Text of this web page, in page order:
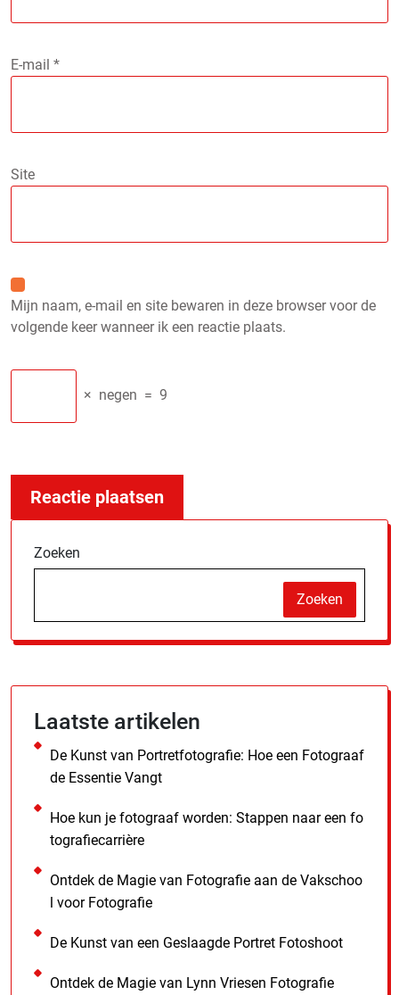
E-mail *
Site
Mijn naam, e-mail en site bewaren in deze browser voor de
volgende keer wanneer ik een reactie plaats.
× negen = 9
Zoeken
Zoeken
Laatste artikelen
De Kunst van Portretfotografie: Hoe een Fotograaf
de Essentie Vangt
Hoe kun je fotograaf worden: Stappen naar een fo
tografiecarrière
Ontdek de Magie van Fotografie aan de Vakschoo
l voor Fotografie
De Kunst van een Geslaagde Portret Fotoshoot
Ontdek de Magie van Lynn Vriesen Fotografie